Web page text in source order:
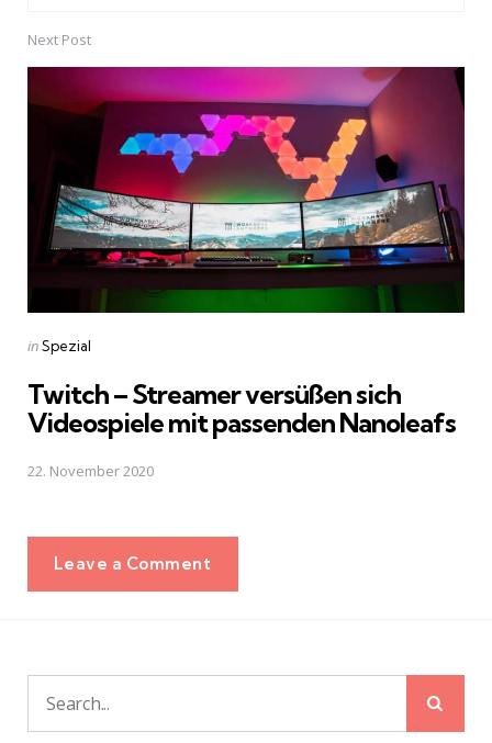
Next Post
Posted
inSpezial
Twitch – Streamer versüßen sich
Videospiele mit passenden Nanoleafs
22. November 2020
Leave a Comment
Search
for: